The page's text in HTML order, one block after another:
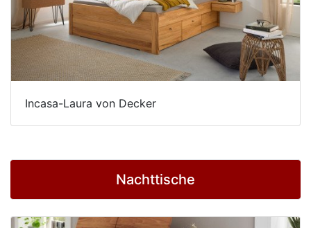
Incasa-Laura von Decker
Nachttische